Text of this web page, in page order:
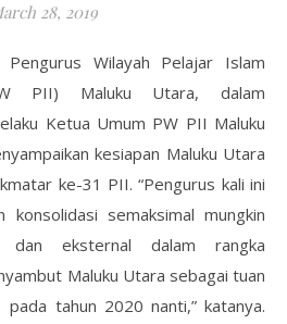
28, 2019
Pengurus Wilayah Pelajar Islam
PII) Maluku Utara, dalam
Ketua Umum PW PII Maluku
kesiapan Maluku Utara
ke-31 PII. “Pengurus kali ini
semaksimal mungkin
eksternal dalam rangka
Maluku Utara sebagai tuan
tahun 2020 nanti,” katanya.